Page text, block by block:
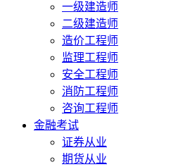
一级建造师
二级建造师
造价工程师
监理工程师
安全工程师
消防工程师
咨询工程师
金融考试
证券从业
期货从业